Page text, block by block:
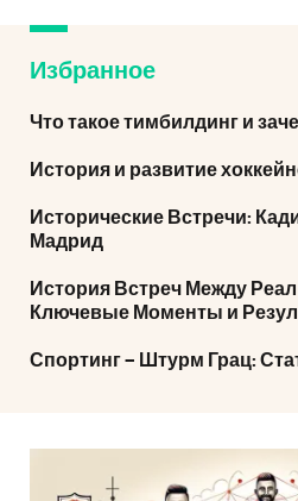
Избранное
Что такое тимбилдинг и
История и развитие
Исторические Встречи:
Мадрид
История Встреч Между
Ключевые Моменты и
Спортинг – Штурм Грац: